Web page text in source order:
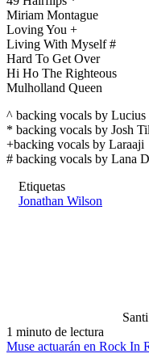
Miriam Montague
Loving You +
Living With Myself #
Hard To Get Over
Hi Ho The Righteous
Mulholland Queen
^ backing vocals by Lucius
* backing vocals by Josh
+backing vocals by Laraaji
# backing vocals by Lana
Etiquetas
Jonathan Wilson
1 minuto de lectura
Muse actuarán en Rock In